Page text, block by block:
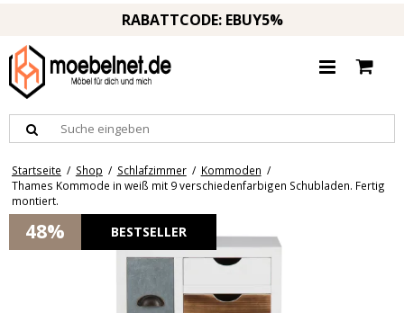
RABATTCODE: EBUY5%
Startseite / Shop / Schlafzimmer / Kommoden /
Thames Kommode in weiß mit 9 verschiedenfarbigen Schubladen. Fertig
montiert.
48% BESTSELLER